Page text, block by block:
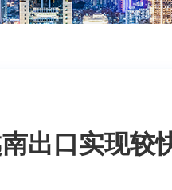
出口实现较